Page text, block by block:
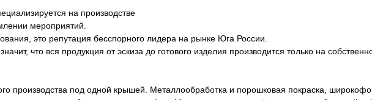
на производстве
мероприятий.
это репутация бесспорного лидера на рынке Юга России.
что вся продукция от эскиза до готового изделия производится только на
производства под одной крышей. Металлообработка и порошковая покраска,